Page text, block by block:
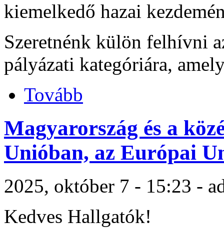
kiemelkedő hazai
Szeretnénk külön felhívni
pályázati kategóriára,
Tovább
Magyarország és a
Unióban, az Európai
2025, október 7 - 15:23 -
Kedves Hallgatók!